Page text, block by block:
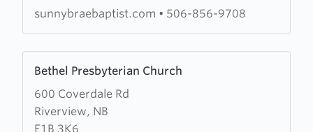
Church
sunnybraebaptist.com • 506-856-9708
Bethel Presbyterian Church
600 Coverdale Rd
Riverview, NB
E1B 3K6
more
about
Bethel